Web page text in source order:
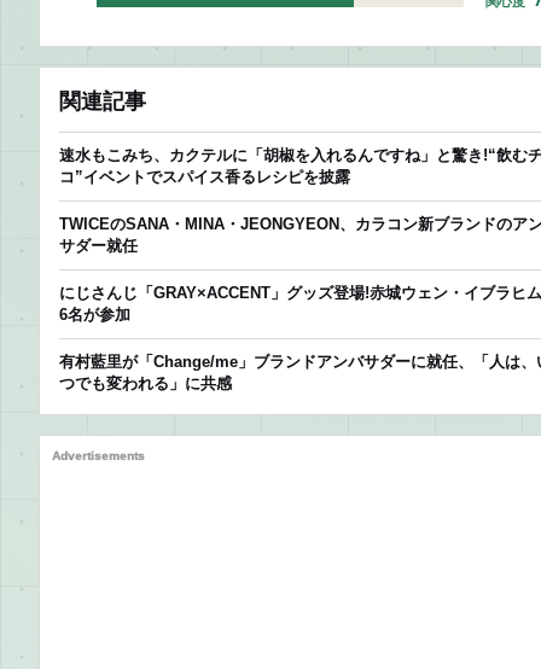
関連記事
速水もこみち、カクテルに「胡椒を入れるんですね」と驚き!“飲む
コ”イベントでスパイス香るレシピを披露
TWICEのSANA・MINA・JEONGYEON、カラコン新ブランドのア
サダー就任
にじさんじ「GRAY×ACCENT」グッズ登場!赤城ウェン・イブラヒ
6名が参加
有村藍里が「Change/me」ブランドアンバサダーに就任、「人は、
つでも変われる」に共感
Advertisements